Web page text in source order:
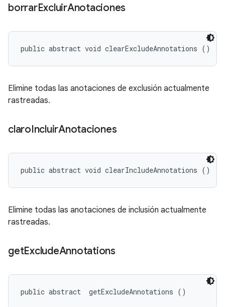
borrarExcluirAnotaciones
public abstract void clearExcludeAnnotations ()
Elimine todas las anotaciones de exclusión actualmente
rastreadas.
claroIncluirAnotaciones
public abstract void clearIncludeAnnotations ()
Elimine todas las anotaciones de inclusión actualmente
rastreadas.
getExcludeAnnotations
public abstract getExcludeAnnotations ()